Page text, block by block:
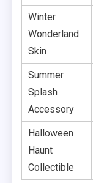
Winter
Wonderland
Skin
Summer
Splash
Accessory
Halloween
Haunt
Collectible